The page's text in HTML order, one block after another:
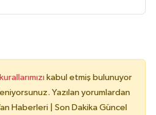
kabul etmiş bulunuyor
Yazılan yorumlardan
Haberleri | Son Dakika Güncel